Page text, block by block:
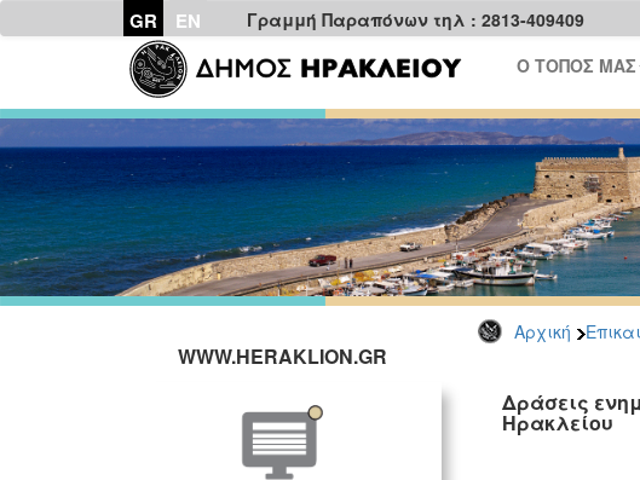
GR EN Γραμμή Παραπόνων τηλ : 2813-409409
Ο ΤΟΠΟΣ ΜΑΣ
Αρχική
WWW.HERAKLION.GR
Δράσεις
Ηρακλείου